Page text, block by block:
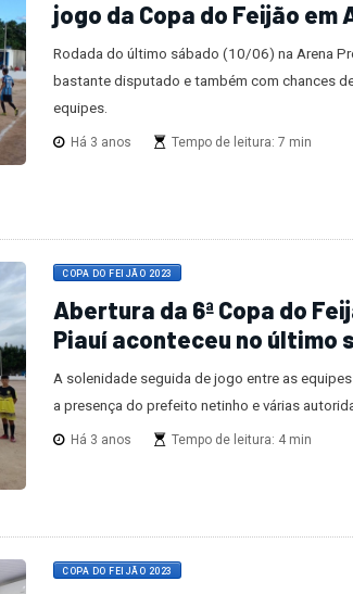
jogo da Copa do Feijão em
Rodada do último sábado (10/06) na Arena
bastante disputado e também com chances
equipes.
Há 3 anos Tempo de leitura: 7 min
COPA DO FEIJÃO 2023
Abertura da 6ª Copa do
Piauí aconteceu no último
A solenidade seguida de jogo entre as
a presença do prefeito netinho e várias
Há 3 anos Tempo de leitura: 4 min
COPA DO FEIJÃO 2023